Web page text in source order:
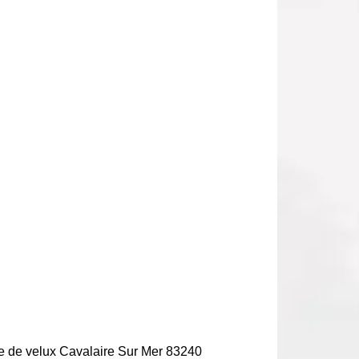
de velux Cavalaire Sur Mer 83240